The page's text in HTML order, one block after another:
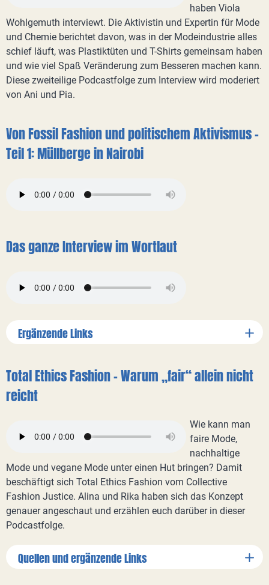
haben Viola
Wohlgemuth interviewt. Die Aktivistin und Expertin für Mode
und Chemie berichtet davon, was in der Modeindustrie alles
schief läuft, was Plastiktüten und T-Shirts gemeinsam haben
und wie viel Spaß Veränderung zum Besseren machen kann.
Diese zweiteilige Podcastfolge zum Interview wird moderiert
von Ani und Pia.
Von Fossil Fashion und politischem Aktivismus -
Teil 1: Müllberge in Nairobi
Das ganze Interview im Wortlaut
Ergänzende Links
Total Ethics Fashion - Warum „fair“ allein nicht
reicht
Wie kann man
faire Mode,
nachhaltige
Mode und vegane Mode unter einen Hut bringen? Damit
beschäftigt sich Total Ethics Fashion vom Collective
Fashion Justice. Alina und Rika haben sich das Konzept
genauer angeschaut und erzählen euch darüber in dieser
Podcastfolge.
Quellen und ergänzende Links